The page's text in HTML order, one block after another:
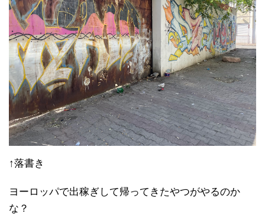
↑落書き
ヨーロッパで出稼ぎして帰ってきたやつがやるのか
な？